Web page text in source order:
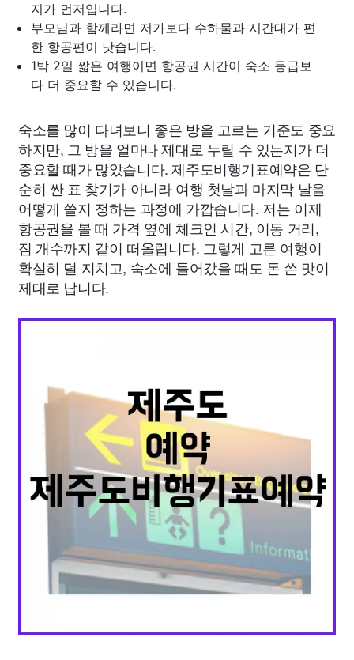
지가 먼저입니다.
부모님과 함께라면 저가보다 수하물과 시간대가 편
한 항공편이 낫습니다.
1박 2일 짧은 여행이면 항공권 시간이 숙소 등급보
다 더 중요할 수 있습니다.
숙소를 많이 다녀보니 좋은 방을 고르는 기준도 중요
하지만, 그 방을 얼마나 제대로 누릴 수 있는지가 더
중요할 때가 많았습니다. 제주도비행기표예약은 단
순히 싼 표 찾기가 아니라 여행 첫날과 마지막 날을
어떻게 쓸지 정하는 과정에 가깝습니다. 저는 이제
항공권을 볼 때 가격 옆에 체크인 시간, 이동 거리,
짐 개수까지 같이 떠올립니다. 그렇게 고른 여행이
확실히 덜 지치고, 숙소에 들어갔을 때도 돈 쓴 맛이
제대로 납니다.